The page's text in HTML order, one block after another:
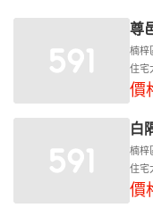
尊
楠梓
住宅
價
白
楠梓
住宅
價